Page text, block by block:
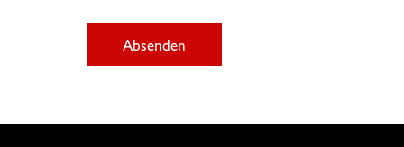
Absenden